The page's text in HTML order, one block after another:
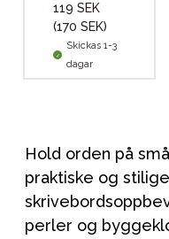
119 SEK
(170 SEK)
Skickas 1-3
dagar
Hold orden på
praktiske og
perler og